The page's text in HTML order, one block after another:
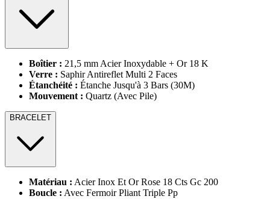
Boîtier : 21,5 mm Acier Inoxydable + Or 18 K
Verre : Saphir Antireflet Multi 2 Faces
Étanchéité : Étanche Jusqu'à 3 Bars (30M)
Mouvement : Quartz (Avec Pile)
BRACELET
Matériau : Acier Inox Et Or Rose 18 Cts Gc 200
Boucle : Avec Fermoir Pliant Triple Pp